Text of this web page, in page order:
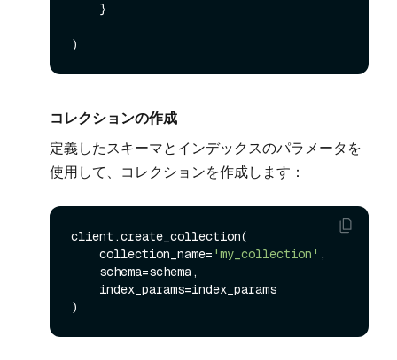
コレクションの作成
定義したスキーマとインデックスのパラメータを
使用して、コレクションを作成します：
client.create_collection(
    collection_name=
'my_collection' ,